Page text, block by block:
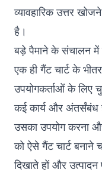
व्यावहारिक उत्तर
है।
बड़े पैमाने के संचालन में
एक ही गैंट चार्ट के
उपयोगकर्ताओं के लिए
कई कार्य और अंतर्संबंध
उसका उपयोग करना
को ऐसे गैंट चार्ट बनाने
दिखाते हों और